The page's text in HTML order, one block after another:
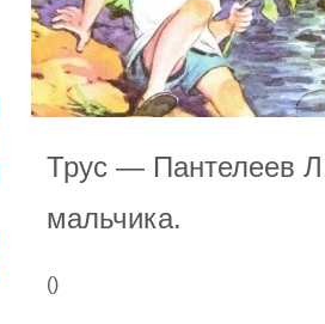
Трус — Пантелеев
мальчика.
()